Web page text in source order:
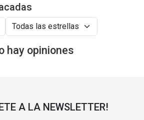
hay opiniones
A LA NEWSLETTER!